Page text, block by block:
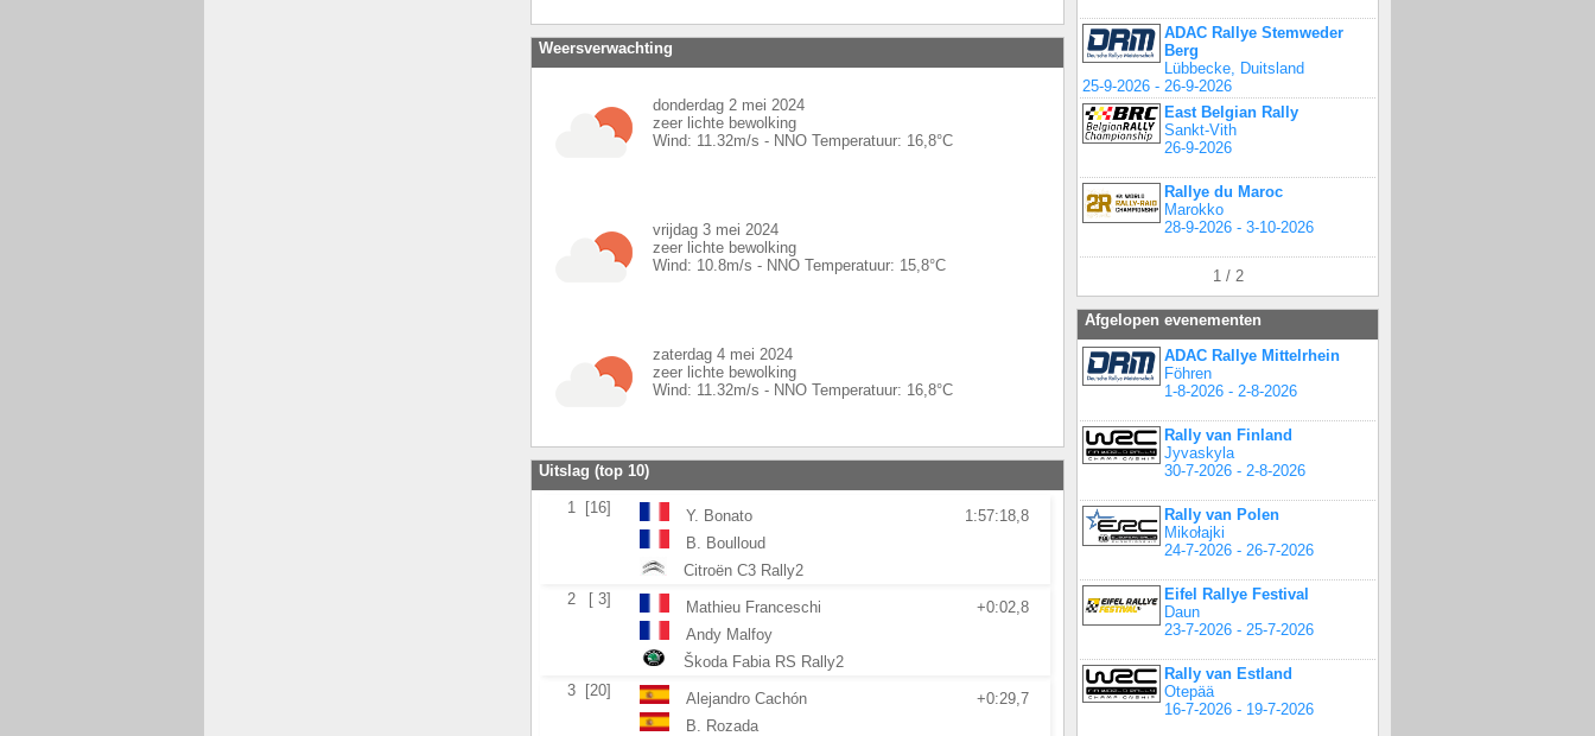
Weersverwachting
donderdag 2 mei 2024
zeer lichte bewolking
Wind: 11.32m/s - NNO Temperatuur: 16,8°C
vrijdag 3 mei 2024
zeer lichte bewolking
Wind: 10.8m/s - NNO Temperatuur: 15,8°C
zaterdag 4 mei 2024
zeer lichte bewolking
Wind: 11.32m/s - NNO Temperatuur: 16,8°C
Uitslag (top 10)
1 [16] Y. Bonato
1:57:18,8
B. Boulloud
Citroën C3 Rally2
2
[ 3] Mathieu Franceschi
+0:02,8
Andy Malfoy
Škoda Fabia RS Rally2
3
[20] Alejandro Cachón
+0:29,7
B. Rozada
ADAC Rallye Stemweder
Berg
Lübbecke, Duitsland
25-9-2026 - 26-9-2026
East Belgian Rally
Sankt-Vith
26-9-2026
Rallye du Maroc
Marokko
28-9-2026 - 3-10-2026
1 / 2
Afgelopen evenementen
ADAC Rallye Mittelrhein
Föhren
1-8-2026 - 2-8-2026
Rally van Finland
Jyvaskyla
30-7-2026 - 2-8-2026
Rally van Polen
Mikołajki
24-7-2026 - 26-7-2026
Eifel Rallye Festival
Daun
23-7-2026 - 25-7-2026
Rally van Estland
Otepää
16-7-2026 - 19-7-2026